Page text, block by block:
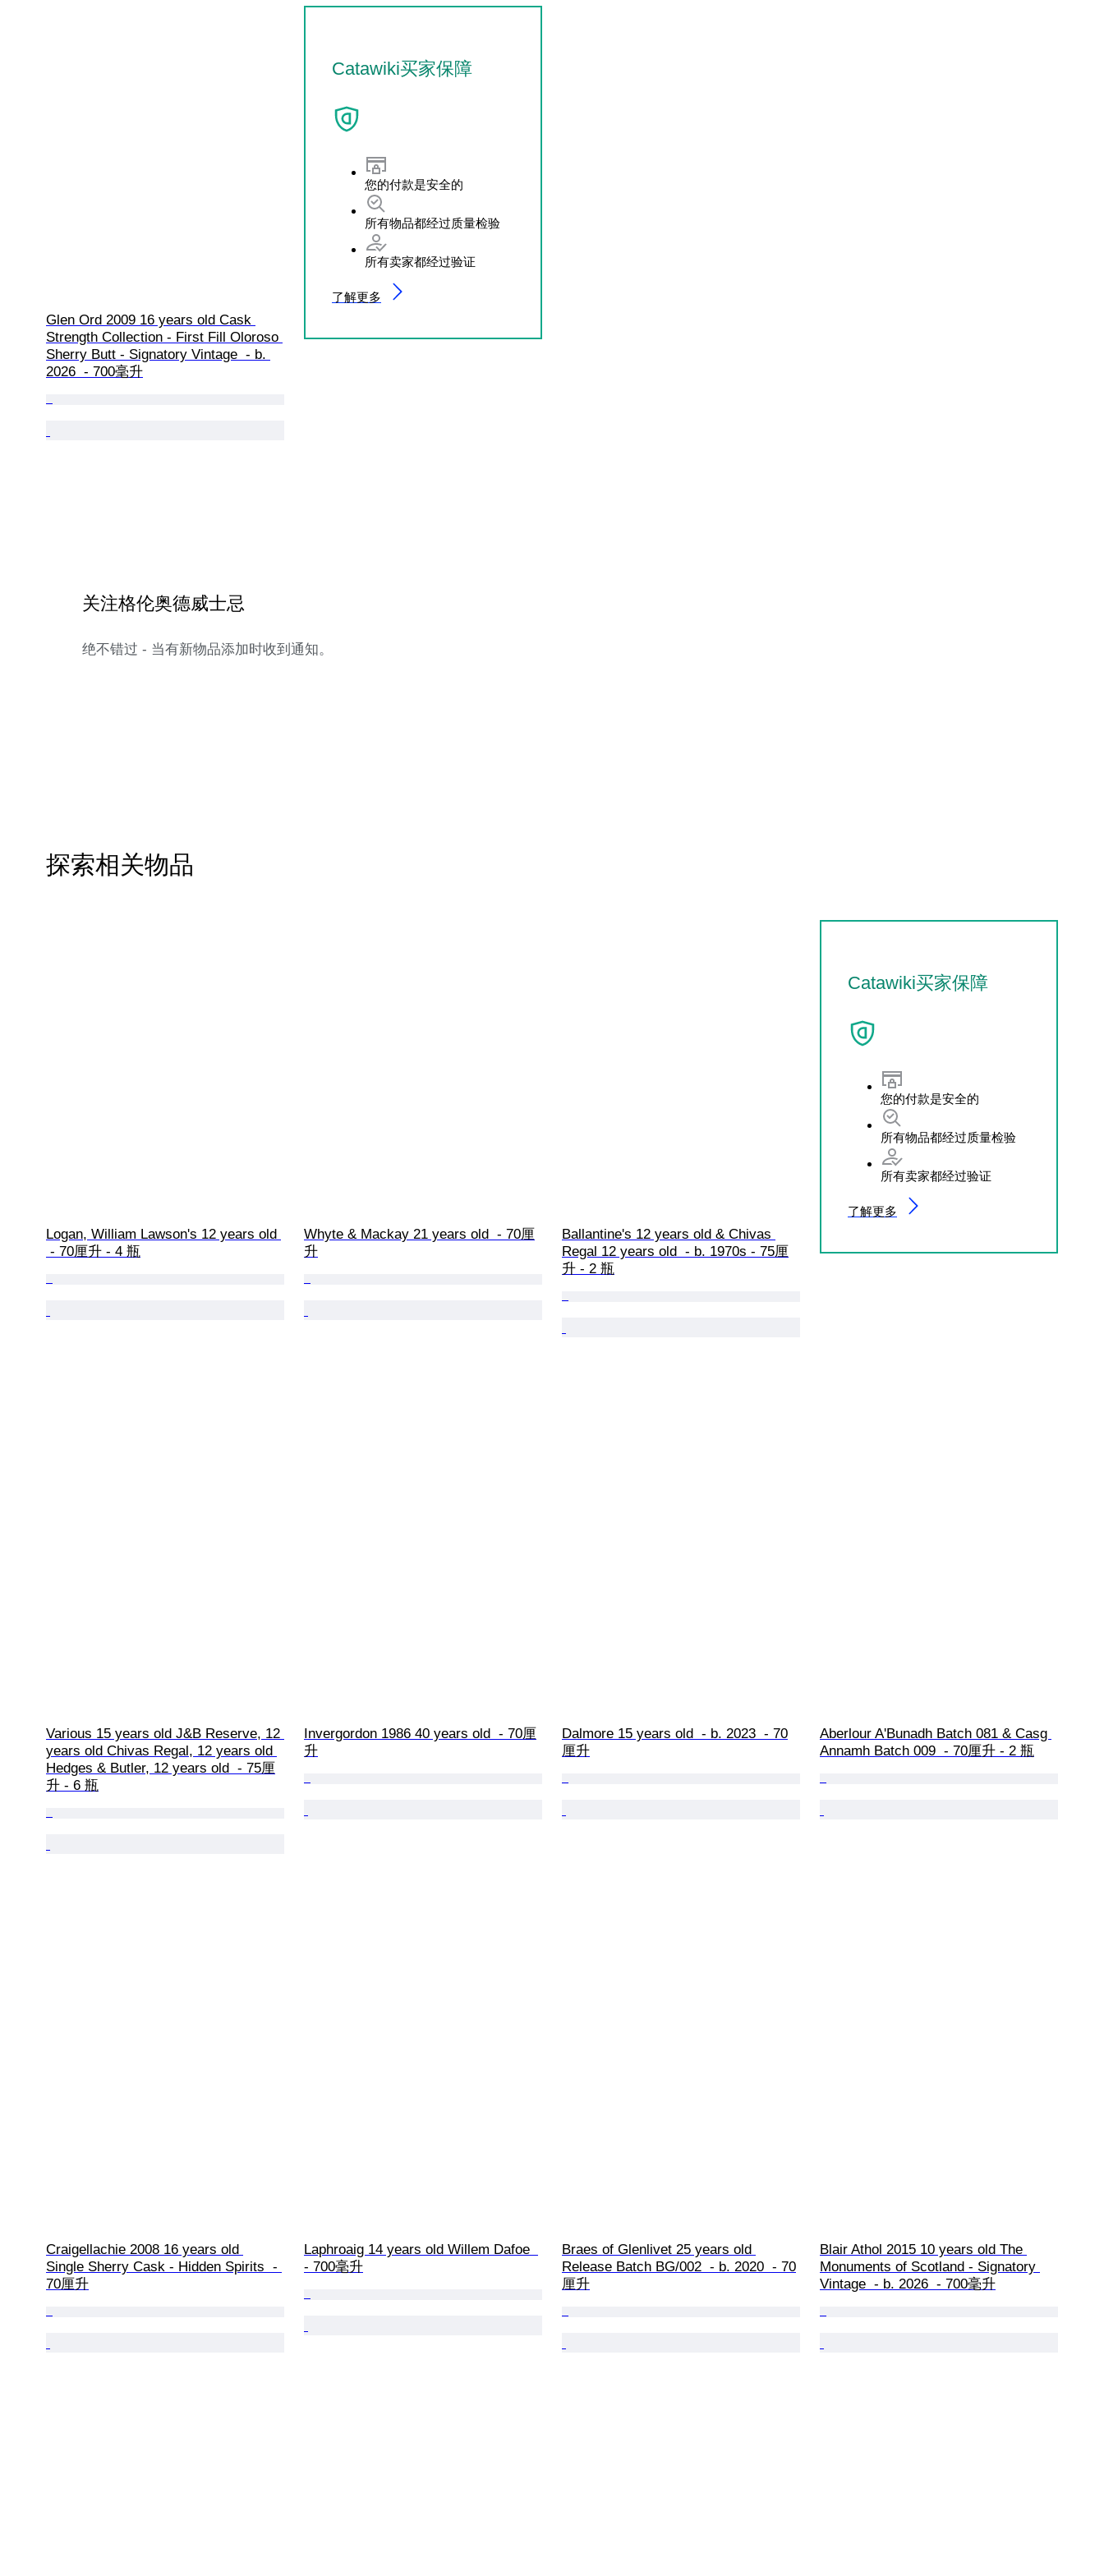
Glen Ord 2009 16 years old Cask
Strength Collection - First Fill Oloroso
Sherry Butt - Signatory Vintage  - b.
2026  - 700毫升
Catawiki买家保障
您的付款是安全的
所有物品都经过质量检验
所有卖家都经过验证
了解更多
关注格伦奥德威士忌
绝不错过 - 当有新物品添加时收到通知。
探索相关物品
Catawiki买家保障
您的付款是安全的
所有物品都经过质量检验
所有卖家都经过验证
了解更多
Logan, William Lawson's 12 years old
- 70厘升 - 4 瓶
Whyte & Mackay 21 years old  - 70厘
升
Ballantine's 12 years old & Chivas
Regal 12 years old  - b. 1970s - 75厘
升 - 2 瓶
Various 15 years old J&B Reserve, 12
years old Chivas Regal, 12 years old
Hedges & Butler, 12 years old  - 75厘
升 - 6 瓶
Invergordon 1986 40 years old  - 70厘
升
Dalmore 15 years old  - b. 2023  - 70
厘升
Aberlour A'Bunadh Batch 081 & Casg
Annamh Batch 009  - 70厘升 - 2 瓶
Craigellachie 2008 16 years old
Single Sherry Cask - Hidden Spirits  -
70厘升
Laphroaig 14 years old Willem Dafoe
- 700毫升
Braes of Glenlivet 25 years old
Release Batch BG/002  - b. 2020  - 70
厘升
Blair Athol 2015 10 years old The
Monuments of Scotland - Signatory
Vintage  - b. 2026  - 700毫升